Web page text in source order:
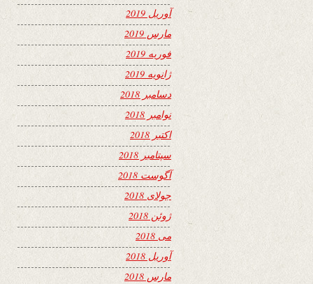
آوریل 2019
مارس 2019
فوریه 2019
ژانویه 2019
دسامبر 2018
نوامبر 2018
اکتبر 2018
سپتامبر 2018
آگوست 2018
جولای 2018
ژوئن 2018
می 2018
آوریل 2018
مارس 2018